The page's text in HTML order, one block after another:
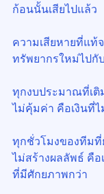
ก้อนนั้นเสียไปแล้ว
ความเสียหายที่แท้
ทรัพยากรใหม่ไปกั
ทุกงบประมาณที่เติ
ไม่คุ้มค่า คือเงินที่
ทุกชั่วโมงของทีมที่
ไม่สร้างผลลัพธ์ คือ
ที่มีศักยภาพกว่า